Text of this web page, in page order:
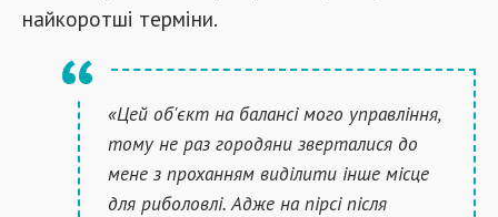
найкоротші терміни.
«Цей об'єкт на балансі мого управління,
тому не раз городяни зверталися до
мене з проханням виділити інше місце
для риболовлі. Адже на пірсі після